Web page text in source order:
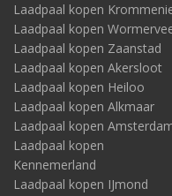
Laadpaal kopen
Laadpaal kopen
Laadpaal kopen Zaanstad
Laadpaal kopen Akersloot
Laadpaal kopen Heiloo
Laadpaal kopen Alkmaar
Laadpaal kopen
Laadpaal kopen
Kennemerland
Laadpaal kopen IJmond